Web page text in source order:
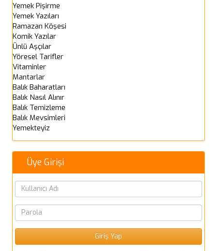
Yemek Pişirme
Yemek Yazıları
Ramazan Köşesi
Komik Yazılar
Ünlü Aşçılar
Yöresel Tarifler
Vitaminler
Mantarlar
Balık Baharatları
Balık Nasıl Alınır
Balık Temizleme
Balık Mevsimleri
Yemekteyiz
Üye Girişi